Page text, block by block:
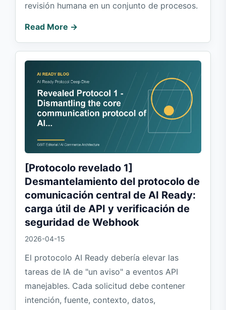
revisión humana en un conjunto de procesos.
Read More →
[Protocolo revelado 1]
Desmantelamiento del protocolo de
comunicación central de AI Ready:
carga útil de API y verificación de
seguridad de Webhook
2026-04-15
El protocolo AI Ready debería elevar las
tareas de IA de "un aviso" a eventos API
manejables. Cada solicitud debe contener
intención, fuente, contexto, datos,